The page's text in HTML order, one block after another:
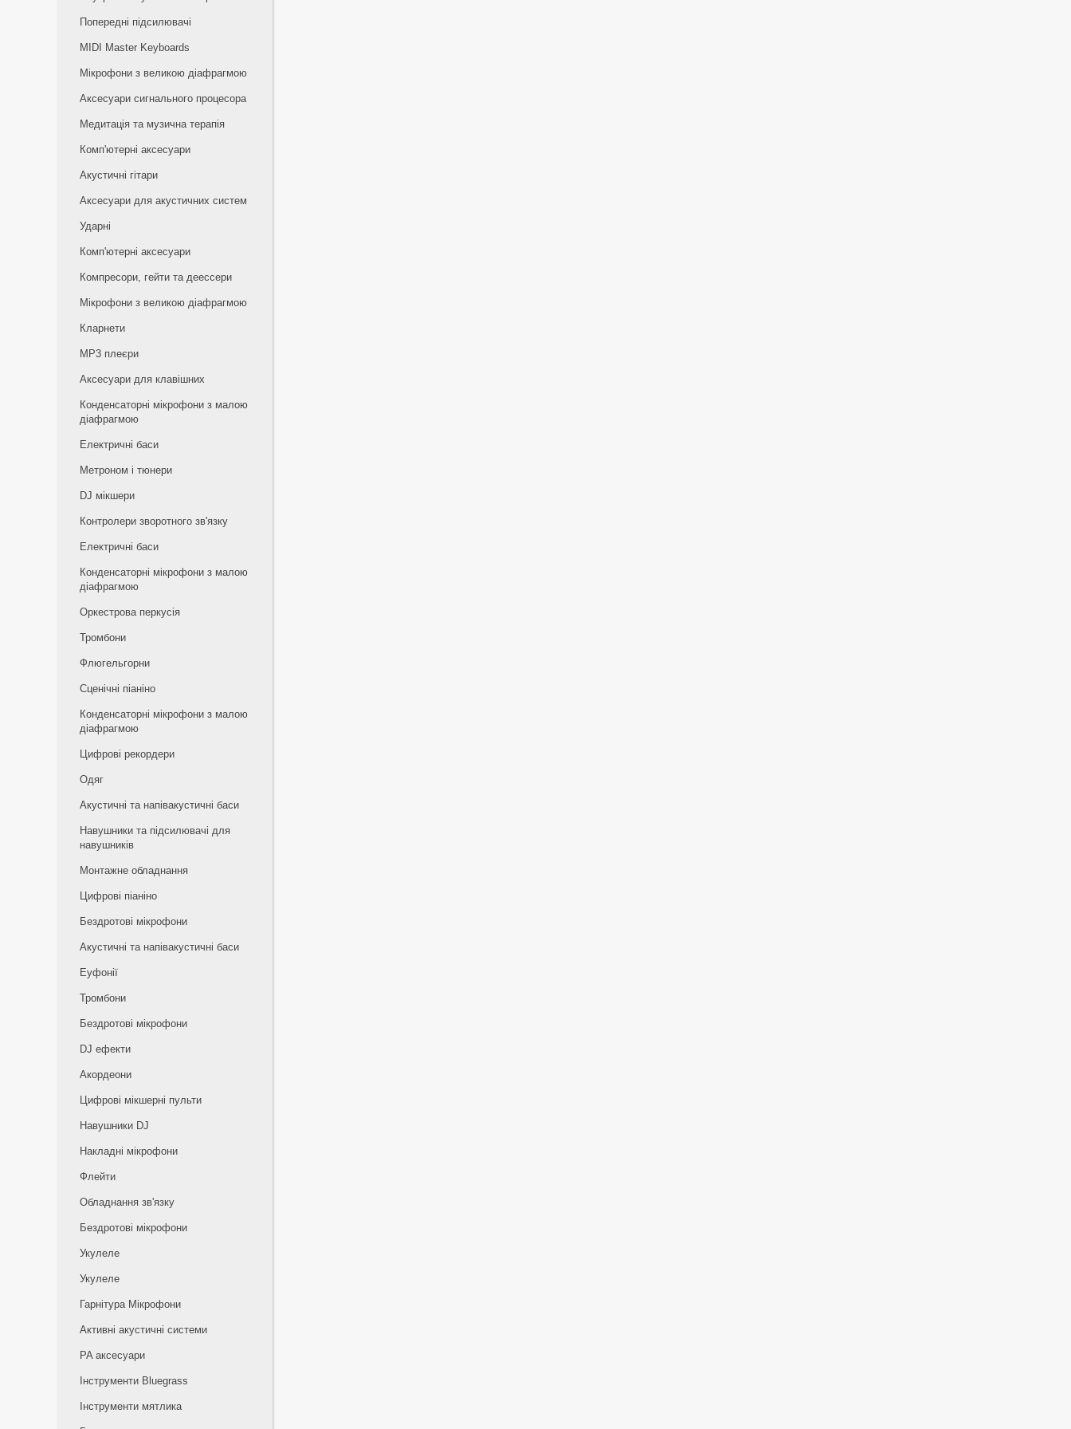
Попередні підсилювачі
MIDI Master Keyboards
Мікрофони з великою діафрагмою
Аксесуари сигнального процесора
Медитація та музична терапія
Комп'ютерні аксесуари
Акустичні гітари
Аксесуари для акустичних систем
Ударні
Комп'ютерні аксесуари
Компресори, гейти та деессери
Мікрофони з великою діафрагмою
Кларнети
MP3 плеєри
Аксесуари для клавішних
Конденсаторні мікрофони з малою
діафрагмою
Електричні баси
Метроном і тюнери
DJ мікшери
Контролери зворотного зв'язку
Електричні баси
Конденсаторні мікрофони з малою
діафрагмою
Оркестрова перкусія
Тромбони
Флюгельгорни
Сценічні піаніно
Конденсаторні мікрофони з малою
діафрагмою
Цифрові рекордери
Одяг
Акустичні та напівакустичні баси
Навушники та підсилювачі для
навушників
Монтажне обладнання
Цифрові піаніно
Бездротові мікрофони
Акустичні та напівакустичні баси
Еуфонії
Тромбони
Бездротові мікрофони
DJ ефекти
Акордеони
Цифрові мікшерні пульти
Навушники DJ
Накладні мікрофони
Флейти
Обладнання зв'язку
Бездротові мікрофони
Укулеле
Укулеле
Гарнітура Мікрофони
Активні акустичні системи
PA аксесуари
Інструменти Bluegrass
Інструменти мятлика